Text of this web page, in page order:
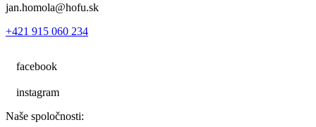
jan.homola@hofu.sk
+421 915 060 234
facebook
instagram
Naše spoločnosti: